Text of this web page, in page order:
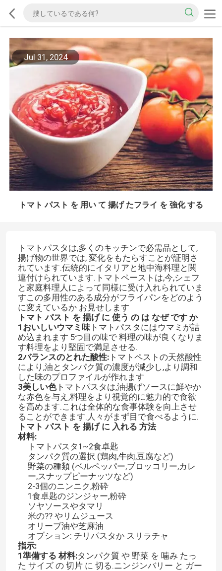
Jul 31, 2024
トマト パスト を 用い て 揚げ たフライ を 強化 する
トマトパスタは,多くのキッチンで必需品として,
揚げ物の世界では, 変化をもたらすことが証明さ
れています.伝統的にイタリアと地中海料理と関
連付けられています.トマトペーストは,今,シェフ
と家庭料理人によって同様に受け入れられていま
すこの多用性のある成分がフライパンをどのよう
に変えているか お見せします
トマト パスト を 揚げ に 使う の は なぜ です か
1おいしいウマミ味トマトパスタにはウマミが詰
め込まれます 5つ目の味で 料理の味が良くなりま
す料理をより堅固で満足させる.
2バランスのとれた酸性:トマトペストの天然酸性
により,油とタンパク質の濃度が減少し,より調和
した味のプロファイルが作れます
3美しい色トマトパスタは,油揚げソースに鮮やか
な赤色を与え,料理をより視覚的に魅力的で食欲
を高めます.これは全体的な食事体験を向上させ
ることができます.人々がまず目で食べるように.
トマト パスト を 揚げ に 入れる 方法
材料:
トマトパスタ1~2食卓匙
タンパク質の選択 (鶏肉,牛肉,豆腐など)
野菜の種類 (ベルペッパー,ブロッコリー,カレ
ー,スナップピーナッツなど)
2-3個のニンニク,粉砕
1食卓匙のジンジャー,粉砕
ソヤソースやタマリ
米の?? やリムジュース
オリーブ油や芝麻油
オプション: チリパスタか スリラチャ
指示:
1準備する 材料:タンパク質 や 野菜 を 噛み たっ
た サイズ の 切片 に 切る.ニンジンバリー と ガー